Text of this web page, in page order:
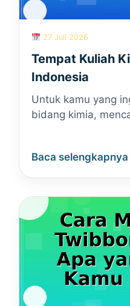
27 Juli 2026
Tempat Kuliah
Indonesia
Untuk kamu yang
bidang kimia,
Baca